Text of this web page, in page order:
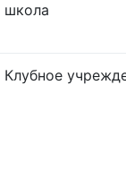
школа
Клубное